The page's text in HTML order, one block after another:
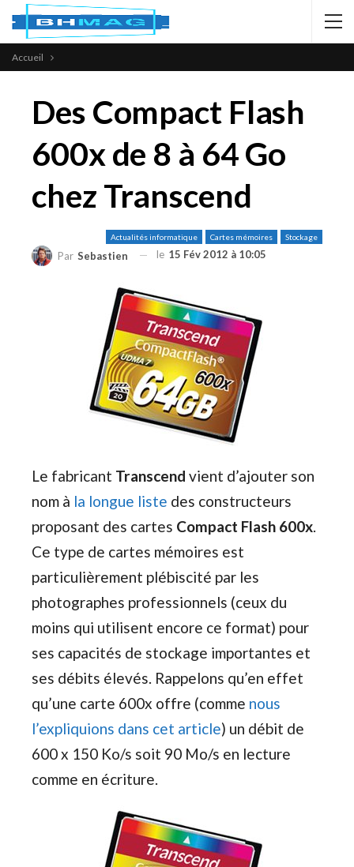
Accueil
Des Compact Flash
600x de 8 à 64 Go
chez Transcend
Actualités informatique Cartes mémoires Stockage
Par Sebastien le 15 Fév 2012 à 10:05
Le fabricant Transcend vient d’ajouter son
nom à la longue liste des constructeurs
proposant des cartes Compact Flash 600x.
Ce type de cartes mémoires est
particulièrement plébiscité par les
photographes professionnels (ceux du
moins qui utilisent encore ce format) pour
ses capacités de stockage importantes et
ses débits élevés. Rappelons qu’en effet
qu’une carte 600x offre (comme nous
l’expliquions dans cet article) un débit de
600 x 150 Ko/s soit 90 Mo/s en lecture
comme en écriture.